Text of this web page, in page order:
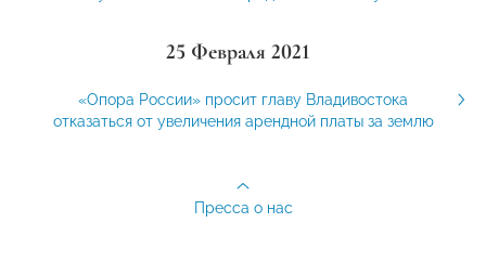
25 Февраля 2021
«Опора России» просит главу Владивостока
отказаться от увеличения арендной платы за землю
Пресса о нас